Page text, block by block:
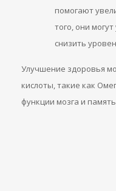
помогают
того, они
снизить
Улучшение здоровья
кислоты, такие как
функции мозга и